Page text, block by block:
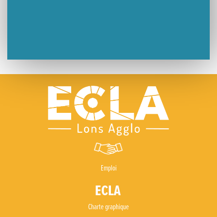
Emploi
Charte graphique